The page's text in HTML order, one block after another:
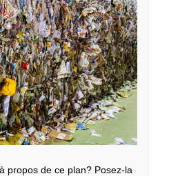
propos de ce plan? Posez‑la